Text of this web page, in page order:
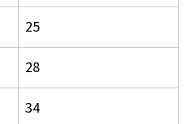
25
28
34